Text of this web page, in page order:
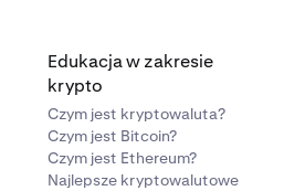
Edukacja w zakresie
krypto
Czym jest kryptowaluta?
Czym jest Bitcoin?
Czym jest Ethereum?
Najlepsze kryptowalutowe